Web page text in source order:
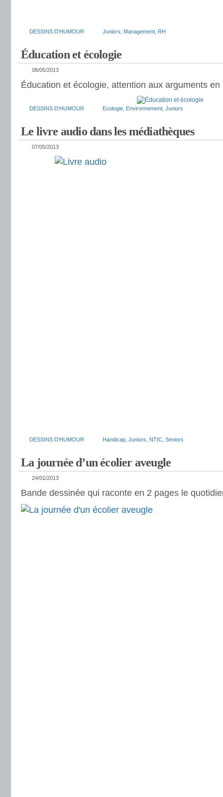
DESSINS D'HUMOUR Juniors Management RH
Éducation et écologie
08/05/2013
Éducation et écologie, attention aux arguments en
DESSINS D'HUMOUR Ecologie Environnement Juniors
Le livre audio dans les médiathèques
07/05/2013
DESSINS D'HUMOUR Handicap Juniors NTIC Seniors
La journée d’un écolier aveugle
24/01/2013
Bande dessinée qui raconte en 2 pages le